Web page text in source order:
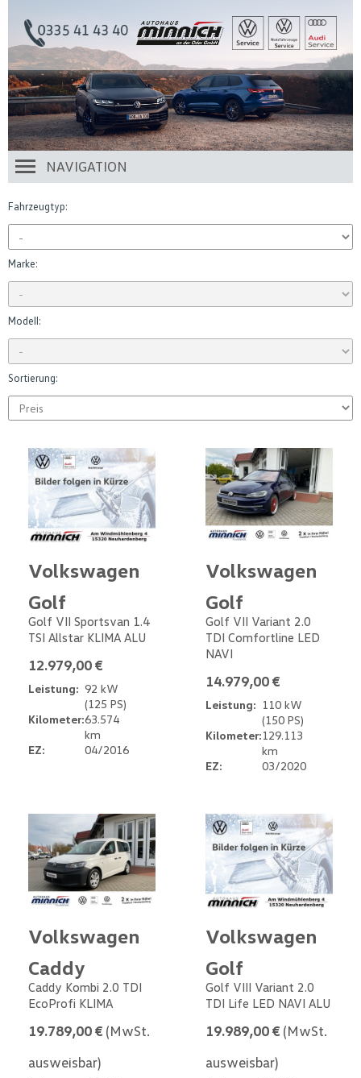
NAVIGATION
Fahrzeugtyp:
Marke:
Modell:
Sortierung:
Volkswagen
Golf
Golf VII Sportsvan 1.4
TSI Allstar KLIMA ALU
12.979,00 €
Leistung: 92 kW
(125 PS)
Kilometer:63.574
km
EZ:
04/2016
Volkswagen
Golf
Golf VII Variant 2.0
TDI Comfortline LED
NAVI
14.979,00 €
Leistung: 110 kW
(150 PS)
Kilometer:129.113
km
EZ:
03/2020
Volkswagen
Caddy
Caddy Kombi 2.0 TDI
EcoProfi KLIMA
19.789,00 € (MwSt.
ausweisbar)
Volkswagen
Golf
Golf VIII Variant 2.0
TDI Life LED NAVI ALU
19.989,00 € (MwSt.
ausweisbar)